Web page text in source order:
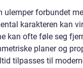
forbundet
karakteren kan
kan ofte føle seg
planer og
tilpasses til